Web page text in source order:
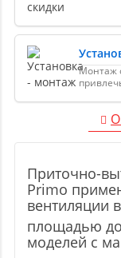
Монтаж
Приточно-
Primo
вентиляции
площадью
моделей с